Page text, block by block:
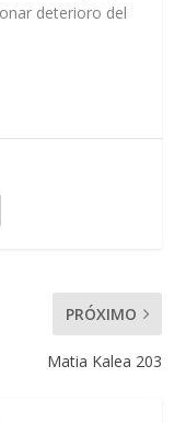
deterioro del
PRÓXIMO
Matia Kalea 203